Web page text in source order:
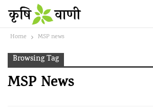
Home MSP news
Browsing Tag
MSP News